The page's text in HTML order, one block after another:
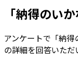
「納得のい
アンケートで「納
の詳細を回答いただ